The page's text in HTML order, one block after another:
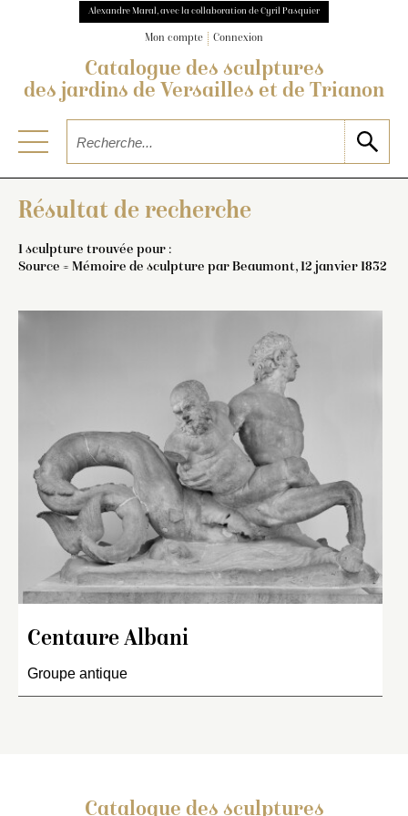
Alexandre Maral, avec la collaboration de Cyril Pasquier
Mon compte Connexion
Catalogue des sculptures
des jardins de Versailles et de Trianon
Résultat de recherche
1 sculpture trouvée pour :
Source = Mémoire de sculpture par Beaumont, 12 janvier 1832
Centaure Albani
Groupe antique
Catalogue des sculptures